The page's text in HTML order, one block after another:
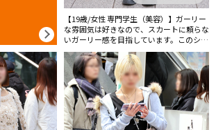
【19歳/女性 専門学生（美容）】ガーリー
な雰囲気は好きなので、スカートに頼らな
いガーリー感を目指しています。このショ
ートパンツは2年前からたくさん着ていま
す。